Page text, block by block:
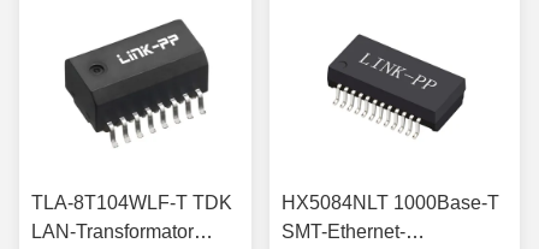
TLA-8T104WLF-T TDK
LAN-Transformator
HX5084NLT 1000Base-T
SMT-Ethernet-